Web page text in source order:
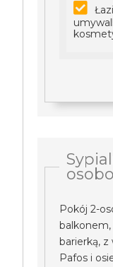
Pokój 2-
barierką,
Pafos i